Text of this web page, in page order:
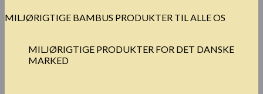
MILJØRIGTIGE BAMBUS PRODUKTER TIL ALLE OS
MILJØRIGTIGE PRODUKTER FOR DET DANSKE
MARKED